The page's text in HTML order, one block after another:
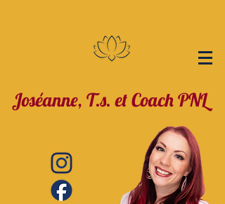
Joséanne, T.s. et Coach PNL